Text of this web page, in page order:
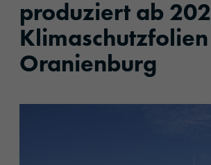
produziert ab
Oranienburg